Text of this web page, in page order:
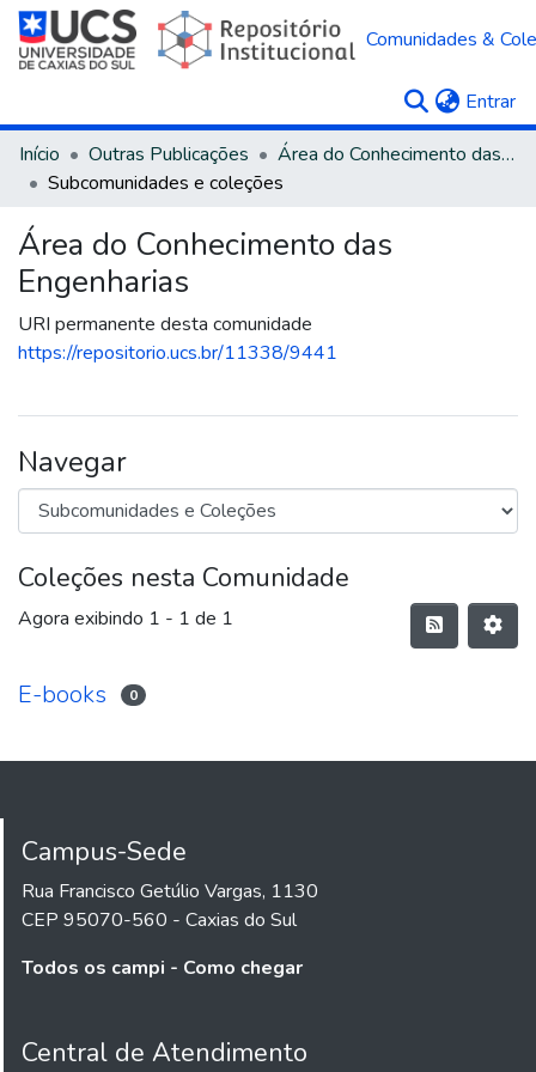
Comunidades &
Entrar
Início Outras Publicações
Área do Conhecimento das Engenharias
Subcomunidades e coleções
Área do Conhecimento das
Engenharias
URI permanente desta comunidade
https://repositorio.ucs.br/11338/9441
Navegar
Coleções nesta Comunidade
Agora exibindo 1 - 1 de 1
E-books 0
Campus-Sede
Rua Francisco Getúlio Vargas, 1130
CEP 95070-560 - Caxias do Sul
Todos os campi - Como chegar
Central de Atendimento